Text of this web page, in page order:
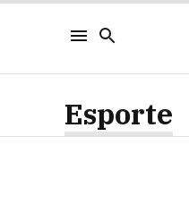
Esporte